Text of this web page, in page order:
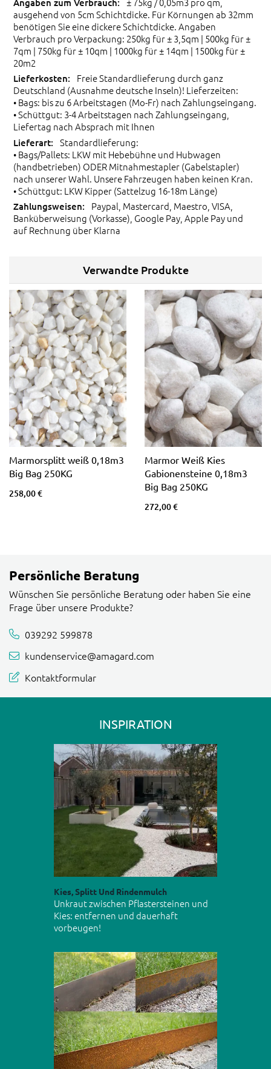
ausgehend von 5cm Schichtdicke. Für Körnungen ab 32mm
benötigen Sie eine dickere Schichtdicke. Angaben
Verbrauch pro Verpackung: 250kg für ± 3,5qm | 500kg für ±
7qm | 750kg für ± 10qm | 1000kg für ± 14qm | 1500kg für ±
20m2
Freie Standardlieferung durch ganz
Deutschland (Ausnahme deutsche Inseln)! Lieferzeiten:
• Bags: bis zu 6 Arbeitstagen (Mo-Fr) nach Zahlungseingang.
• Schüttgut: 3-4 Arbeitstagen nach Zahlungseingang,
Liefertag nach Absprach mit Ihnen
Standardlieferung:
• Bags/Pallets: LKW mit Hebebühne und Hubwagen
(handbetrieben) ODER Mitnahmestapler (Gabelstapler)
nach unserer Wahl. Unsere Fahrzeugen haben keinen Kran.
• Schüttgut: LKW Kipper (Sattelzug 16-18m Länge)
Paypal, Mastercard, Maestro, VISA,
Banküberweisung (Vorkasse), Google Pay, Apple Pay und
auf Rechnung über Klarna
Verwandte Produkte
Marmorsplitt weiß 0,18m3
Big Bag 250KG
258,00 €
Marmor Weiß Kies
Gabionensteine 0,18m3
Big Bag 250KG
272,00 €
Persönliche Beratung
Wünschen Sie persönliche Beratung oder haben Sie eine
Frage über unsere Produkte?
039292 599878
kundenservice@amagard.com
Kontaktformular
INSPIRATION
Kies, Splitt Und Rindenmulch
Unkraut zwischen Pflastersteinen und
Kies: entfernen und dauerhaft
vorbeugen!